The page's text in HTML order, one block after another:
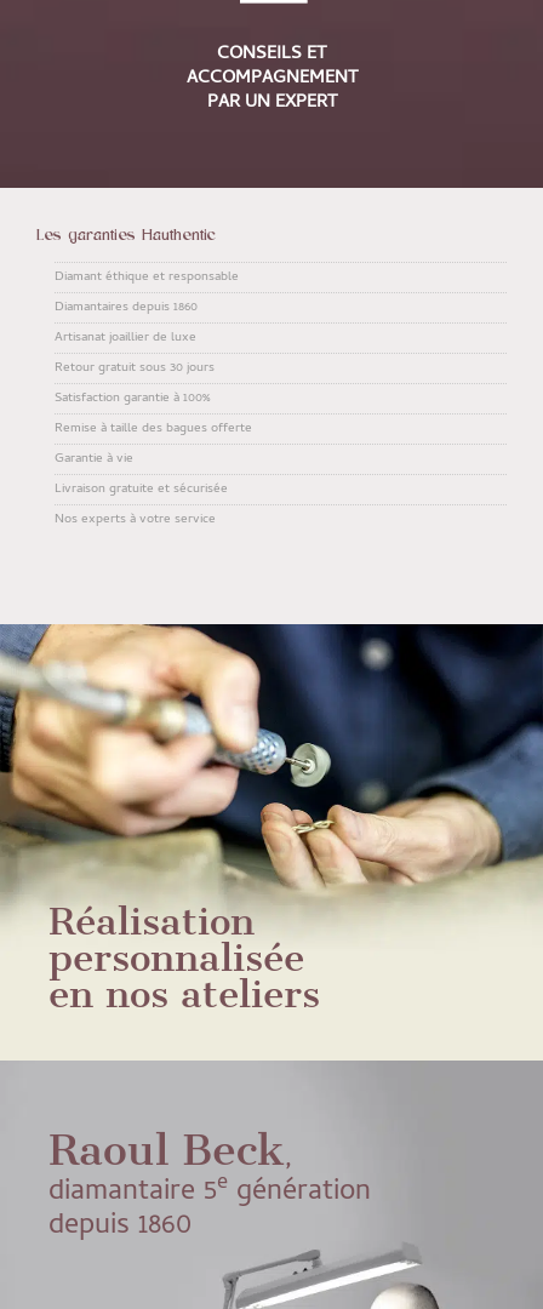
CONSEILS ET
ACCOMPAGNEMENT
PAR UN EXPERT
Les garanties Hauthentic
Diamant éthique et responsable
Diamantaires depuis 1860
Artisanat joaillier de luxe
Retour gratuit sous 30 jours
Satisfaction garantie à 100%
Remise à taille des bagues offerte
Garantie à vie
Livraison gratuite et sécurisée
Nos experts à votre service
Réalisation
personnalisée
en nos ateliers
Raoul Beck,
diamantaire 5e génération
depuis 1860